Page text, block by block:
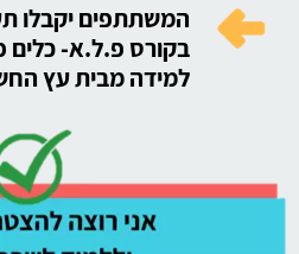
המשתתפים יקבלו
בקורס פ.ל.א- כלים
למידה מבית עץ